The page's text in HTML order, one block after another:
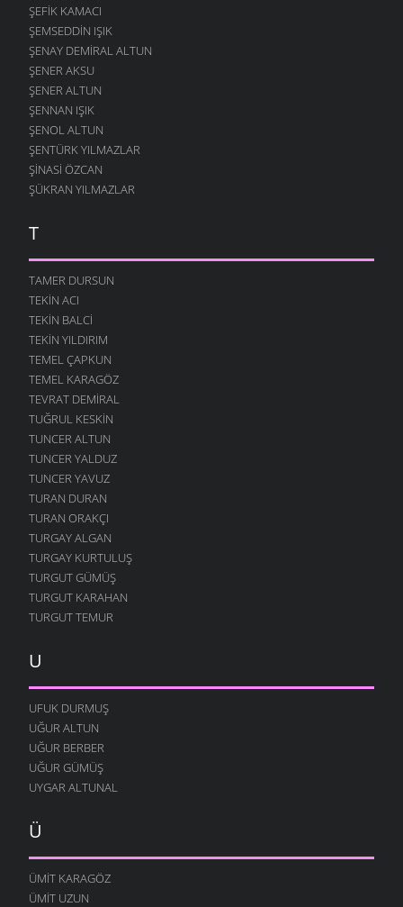
ŞEFIK KAMACI
ŞEMSEDDIN IŞIK
ŞENAY DEMIRAL ALTUN
ŞENER AKSU
ŞENER ALTUN
ŞENNAN IŞIK
ŞENOL ALTUN
ŞENTÜRK YILMAZLAR
ŞINASI ÖZCAN
ŞÜKRAN YILMAZLAR
T
TAMER DURSUN
TEKIN ACI
TEKIN BALCI
TEKIN YILDIRIM
TEMEL ÇAPKUN
TEMEL KARAGÖZ
TEVRAT DEMIRAL
TUĞRUL KESKIN
TUNCER ALTUN
TUNCER YALDUZ
TUNCER YAVUZ
TURAN DURAN
TURAN ORAKÇI
TURGAY ALGAN
TURGAY KURTULUŞ
TURGUT GÜMÜŞ
TURGUT KARAHAN
TURGUT TEMUR
U
UFUK DURMUŞ
UĞUR ALTUN
UĞUR BERBER
UĞUR GÜMÜŞ
UYGAR ALTUNAL
Ü
ÜMIT KARAGÖZ
ÜMIT UZUN